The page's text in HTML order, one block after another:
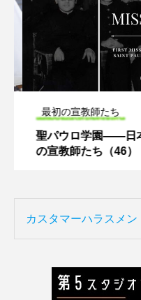
最初の宣教師たち
聖パウロ学園――日
の宣教師たち（46）
カスタマーハラスメ